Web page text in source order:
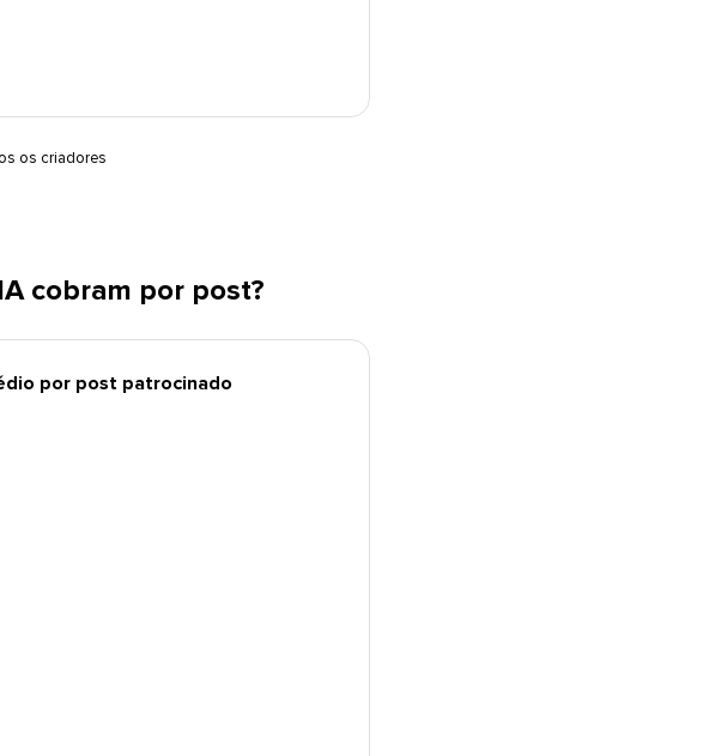
os criadores
cobram por post?​​
por post patrocinado​​